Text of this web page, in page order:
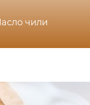
чили